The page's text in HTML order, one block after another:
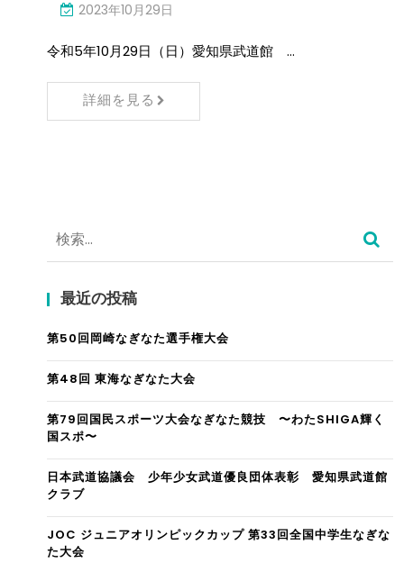
2023年10月29日
令和5年10月29日（日）愛知県武道館 …
詳細を見る
検
索:
最近の投稿
第50回岡崎なぎなた選手権大会
第48回 東海なぎなた大会
第79回国民スポーツ大会なぎなた競技 〜わたSHIGA輝く
国スポ〜
日本武道協議会 少年少女武道優良団体表彰 愛知県武道館
クラブ
JOC ジュニアオリンピックカップ 第33回全国中学生なぎな
た大会